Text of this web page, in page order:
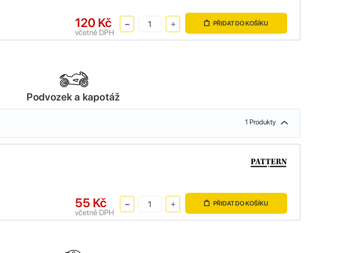
120 Kč
včetně DPH
PŘIDAT DO KOŠÍKU
Podvozek a kapotáž
1 Produkty
55 Kč
včetně DPH
PŘIDAT DO KOŠÍKU